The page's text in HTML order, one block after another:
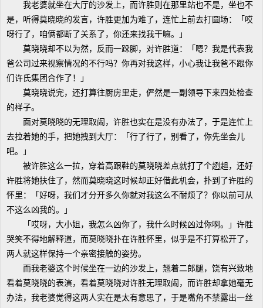
我老婆就坐在大厅的沙发上，而许胜则在那里站也不是，坐也不
是，听得莫晓晓的发言，许胜更加为难了，连忙上前去打圆场：「哎
呀行了，咱俩都断了关系了，你还来找我干嘛。」
莫晓晓却不以为然，反而一跺脚，对许胜道：「嗯？我是代表我
爸公司过来视察情况的不行吗？你再对我这样，小心我让我爸不跟你
们许氏集团合作了！」
莫晓晓说完，还打算往厨房里走，俨然是一副领导下来四处检查
的样子。
面对莫晓晓的无理取闹，许胜也实在是没有办法了，于是连忙上
去拉着她的手，把她拽到大厅：「行了行了，别看了，你先坐会儿
吧。」
被许胜这么一拉，穿着高跟鞋的莫晓晓差点就打了个趔趄，还好
许胜将她扶住了，然而莫晓晓这时候却正好借此机会，扑到了许胜的
怀里：「好呀，我们才分开多久你就对我这么不耐烦了？你以前可从
不这么凶我的。」
「哎呀，大小姐，我怎么凶你了，我什么时候凶过你啊。」许胜
哭笑不得地解释道，而莫晓晓扑在许胜怀里，似乎是不打算松开了，
两人就这样保持一个亲密接触的姿势。
而我老婆这个时候坐在一边的沙发上，翘着二郎腿，饶有兴致地
看着莫晓晓的表演，看着莫晓晓对许胜无理取闹，而许胜却拿她毫无
办法，我老婆觉得这两人实在是太有意思了，于是嘴角不禁露出一丝